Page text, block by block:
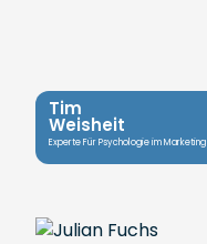
Tim
Weisheit
Experte Für Psychologie im Marketing